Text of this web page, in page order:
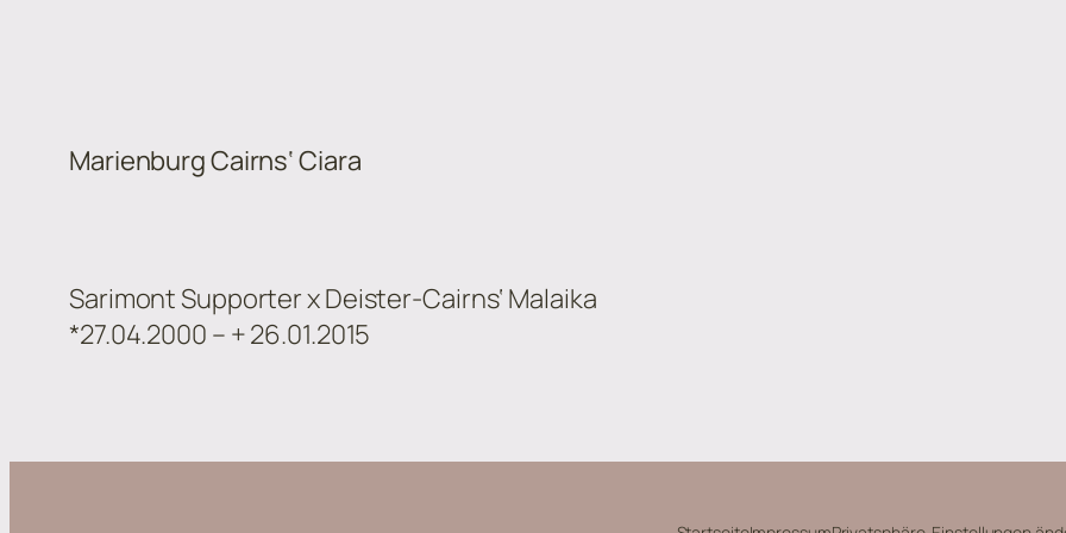
Marienburg Cairns‘ Ciara
Sarimont Supporter x Deister-Cairns‘ Malaika
*27.04.2000 – + 26.01.2015